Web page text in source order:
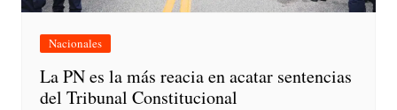
Nacionales
La PN es la más reacia en acatar sentencias
del Tribunal Constitucional